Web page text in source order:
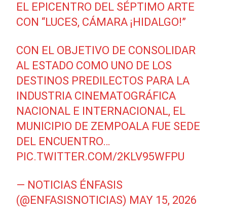
EL EPICENTRO DEL SÉPTIMO ARTE
CON “LUCES, CÁMARA ¡HIDALGO!”
CON EL OBJETIVO DE CONSOLIDAR
AL ESTADO COMO UNO DE LOS
DESTINOS PREDILECTOS PARA LA
INDUSTRIA CINEMATOGRÁFICA
NACIONAL E INTERNACIONAL, EL
MUNICIPIO DE ZEMPOALA FUE SEDE
DEL ENCUENTRO…
PIC.TWITTER.COM/2KLV95WFPU
— NOTICIAS ÉNFASIS
(@ENFASISNOTICIAS) MAY 15, 2026